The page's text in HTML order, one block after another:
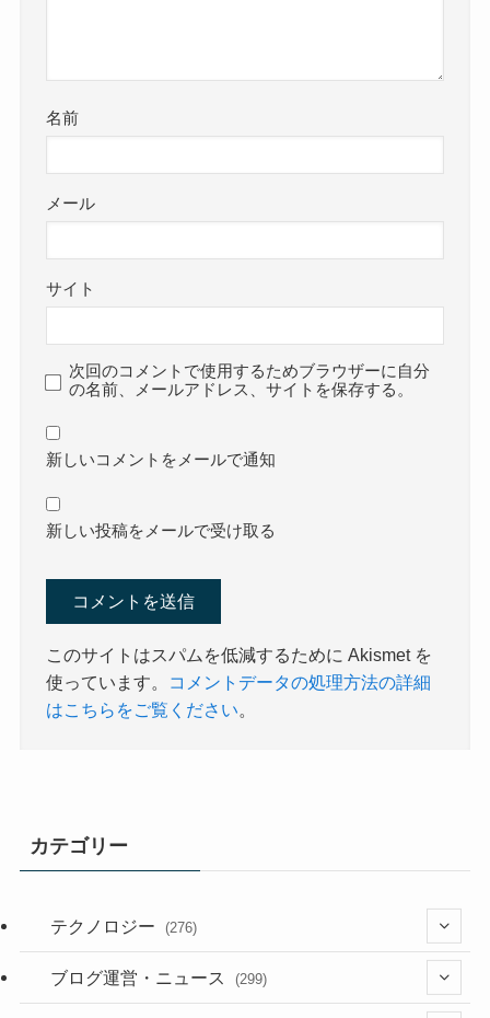
名前
メール
サイト
次回のコメントで使用するためブラウザーに自分
の名前、メールアドレス、サイトを保存する。
新しいコメントをメールで通知
新しい投稿をメールで受け取る
このサイトはスパムを低減するために Akismet を
使っています。
コメントデータの処理方法の詳細
はこちらをご覧ください。
カテゴリー
テクノロジー (276)
(36)
ブログ運営・ニュース (299)